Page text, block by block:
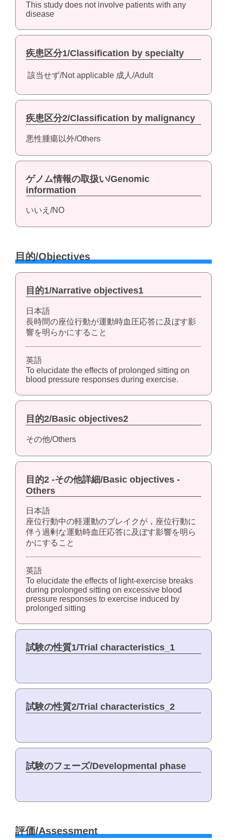
This study does not involve patients with any
disease
疾患区分1/Classification by specialty
該当せず/Not applicable 成人/Adult
疾患区分2/Classification by malignancy
悪性腫瘍以外/Others
ゲノム情報の取扱い/Genomic
information
いいえ/NO
目的/Objectives
目的1/Narrative objectives1
日本語
長時間の座位行動が運動時血圧応答に及ぼす影
響を明らかにすること
英語
To elucidate the effects of prolonged sitting on
blood pressure responses during exercise.
目的2/Basic objectives2
その他/Others
目的2 -その他詳細/Basic objectives -
Others
日本語
座位行動中の軽運動のブレイクが，座位行動に
伴う過剰な運動時血圧応答に及ぼす影響を明ら
かにすること
英語
To elucidate the effects of light-exercise breaks
during prolonged sitting on excessive blood
pressure responses to exercise induced by
prolonged sitting
試験の性質1/Trial characteristics_1
試験の性質2/Trial characteristics_2
試験のフェーズ/Developmental phase
評価/Assessment